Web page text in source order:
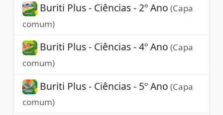
Buriti Plus - Ciências - 2º Ano (Capa
comum)
Buriti Plus - Ciências - 4º Ano (Capa
comum)
Buriti Plus - Ciências - 5º Ano (Capa
comum)